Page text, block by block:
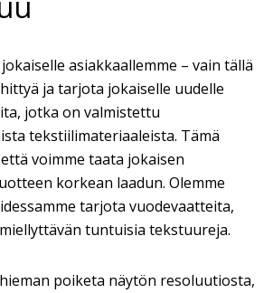
asiakkaallemme – vain tällä
ja tarjota jokaiselle uudelle
jotka on valmistettu
tekstiilimateriaaleista. Tämä
voimme taata jokaisen
korkean laadun. Olemme
tarjota vuodevaatteita,
tuntuisia tekstuureja.
poiketa näytön resoluutiosta,